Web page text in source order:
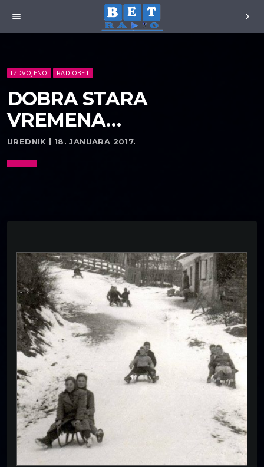
menu chevron_right
IZDVOJENO RADIOBET
DOBRA STARA
VREMENA…
UREDNIK | 18. JANUARA 2017.